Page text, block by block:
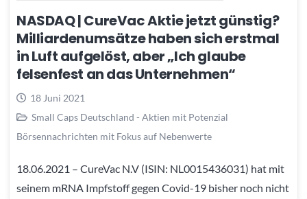
NASDAQ | CureVac Aktie jetzt günstig?
Milliardenumsätze haben sich erstmal
in Luft aufgelöst, aber „Ich glaube
felsenfest an das Unternehmen“
18 Juni 2021
Small Caps Deutschland - Aktien mit Potenzial
Börsennachrichten mit Fokus auf Nebenwerte
18.06.2021 – CureVac N.V (ISIN: NL0015436031) hat mit
seinem mRNA Impfstoff gegen Covid-19 bisher noch nicht